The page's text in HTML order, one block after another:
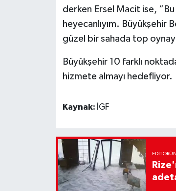
derken Ersel Macit ise, “Bu
heyecanlıyım. Büyükşehir
güzel bir sahada top
Büyükşehir 10 farklı
hizmete almayı hedefliyor.
Kaynak: İGF